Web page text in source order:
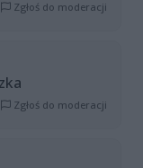
Zgłoś do moderacji
Zgłoś do moderacji